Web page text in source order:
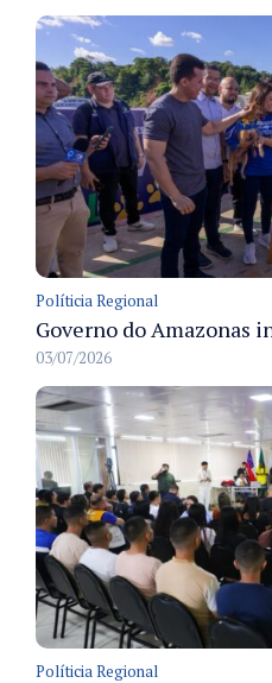
Políticia Regional
03/07/2026
Políticia Regional